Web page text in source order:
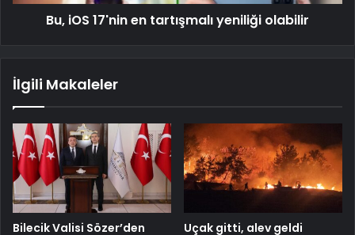
Bu, iOS 17'nin en tartışmalı yeniliği olabilir
İlgili Makaleler
Bilecik Valisi Sözer’den
Uçak gitti, alev geldi